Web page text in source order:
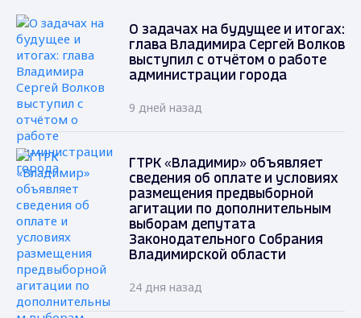
О задачах на будущее и итогах:
глава Владимира Сергей Волков
выступил с отчётом о работе
администрации города
9 дней назад
ГТРК «Владимир» объявляет
сведения об оплате и условиях
размещения предвыборной
агитации по дополнительным
выборам депутата
Законодательного Собрания
Владимирской области
24 дня назад